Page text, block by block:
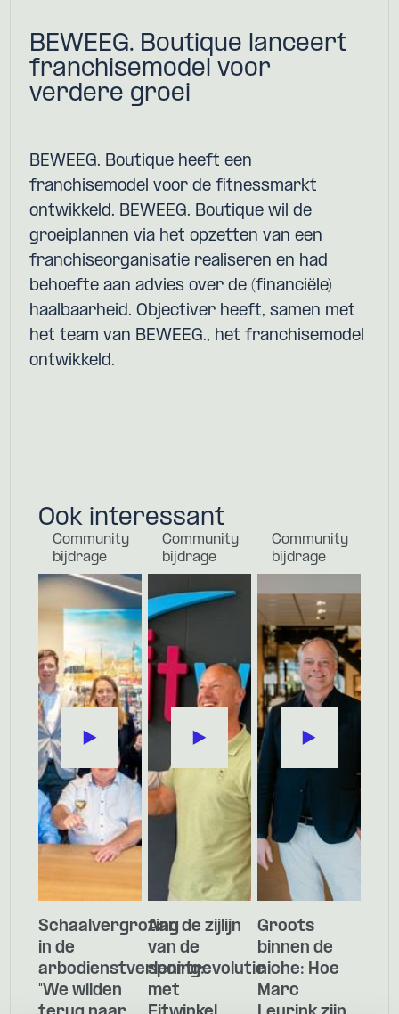
BEWEEG. Boutique lanceert
franchisemodel voor
verdere groei
BEWEEG. Boutique heeft een
franchisemodel voor de fitnessmarkt
ontwikkeld. BEWEEG. Boutique wil de
groeiplannen via het opzetten van een
franchiseorganisatie realiseren en had
behoefte aan advies over de (financiële)
haalbaarheid. Objectiver heeft, samen met
het team van BEWEEG., het franchisemodel
ontwikkeld.
Ook interessant
Community
bijdrage
Schaalvergroting
in de
arbodienstverlening:
"We wilden
Community
bijdrage
Aan de zijlijn
van de
sportrevolutie
met
Community
bijdrage
Groots
binnen de
niche: Hoe
Marc